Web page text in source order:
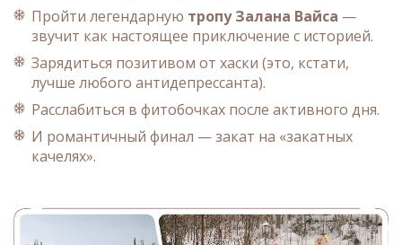
Пройти легендарную тропу Залана Вайса —
звучит как настоящее приключение с историей.
Зарядиться позитивом от хаски (это, кстати,
лучше любого антидепрессанта).
Расслабиться в фитобочках после активного дня.
И романтичный финал — закат на «закатных
качелях».